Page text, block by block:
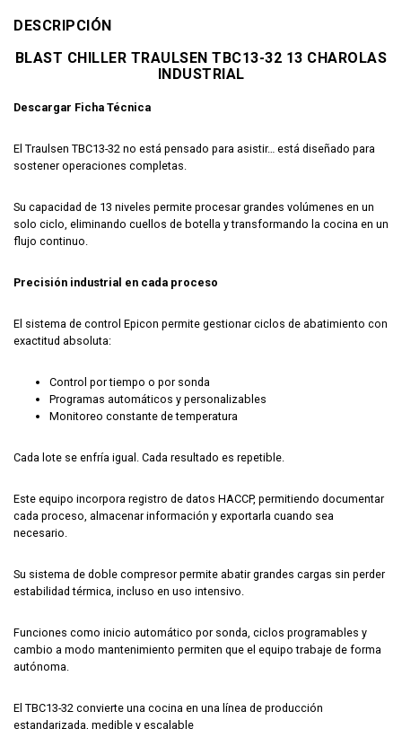
DESCRIPCIÓN
BLAST CHILLER TRAULSEN TBC13-32 13 CHAROLAS
INDUSTRIAL
Descargar Ficha Técnica
El Traulsen TBC13-32 no está pensado para asistir… está diseñado para
sostener operaciones completas.
Su capacidad de 13 niveles permite procesar grandes volúmenes en un
solo ciclo, eliminando cuellos de botella y transformando la cocina en un
flujo continuo.
Precisión industrial en cada proceso
El sistema de control Epicon permite gestionar ciclos de abatimiento con
exactitud absoluta:
Control por tiempo o por sonda
Programas automáticos y personalizables
Monitoreo constante de temperatura
Cada lote se enfría igual. Cada resultado es repetible.
Este equipo incorpora registro de datos HACCP, permitiendo documentar
cada proceso, almacenar información y exportarla cuando sea
necesario.
Su sistema de doble compresor permite abatir grandes cargas sin perder
estabilidad térmica, incluso en uso intensivo.
Funciones como inicio automático por sonda, ciclos programables y
cambio a modo mantenimiento permiten que el equipo trabaje de forma
autónoma.
El TBC13-32 convierte una cocina en una línea de producción
estandarizada, medible y escalable